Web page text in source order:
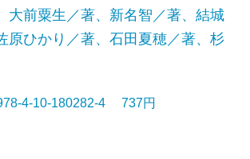
大前粟生／著、新名智／著、結城
原ひかり／著、石田夏穂／著、杉
4-10-180282-4 737円